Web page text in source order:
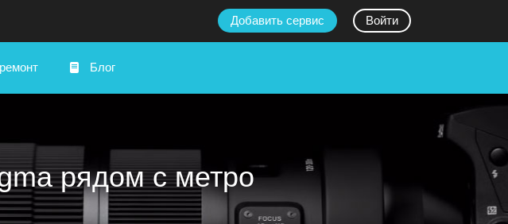
Добавить сервис Войти
Блог
рядом с метро